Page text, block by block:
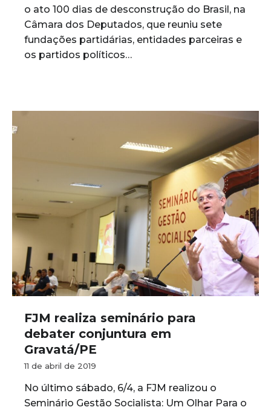
o ato 100 dias de desconstrução do Brasil, na
Câmara dos Deputados, que reuniu sete
fundações partidárias, entidades parceiras e
os partidos políticos…
FJM realiza seminário para
debater conjuntura em
Gravatá/PE
11 de abril de 2019
No último sábado, 6/4, a FJM realizou o
Seminário Gestão Socialista: Um Olhar Para o